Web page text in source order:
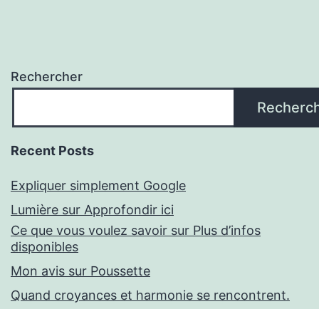
Rechercher
Recent Posts
Expliquer simplement Google
Lumière sur Approfondir ici
Ce que vous voulez savoir sur Plus d’infos
disponibles
Mon avis sur Poussette
Quand croyances et harmonie se rencontrent.